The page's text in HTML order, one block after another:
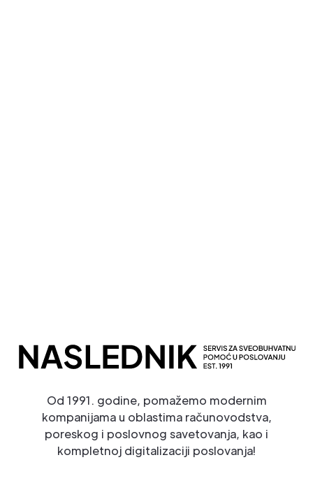
Od 1991. godine, pomažemo modernim
kompanijama u oblastima računovodstva,
poreskog i poslovnog savetovanja, kao i
kompletnoj digitalizaciji poslovanja!